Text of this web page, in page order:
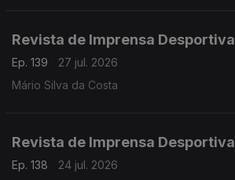
Revista de Imprensa Desportiva
Ep. 139
27 jul. 2026
Mário Silva da Costa
Revista de Imprensa Desportiva
Ep. 138
24 jul. 2026